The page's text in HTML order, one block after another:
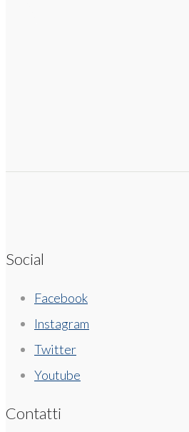
Social
Facebook
Instagram
Twitter
Youtube
Contatti